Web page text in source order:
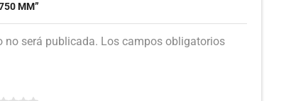
MM”
no será publicada. Los campos obligatorios